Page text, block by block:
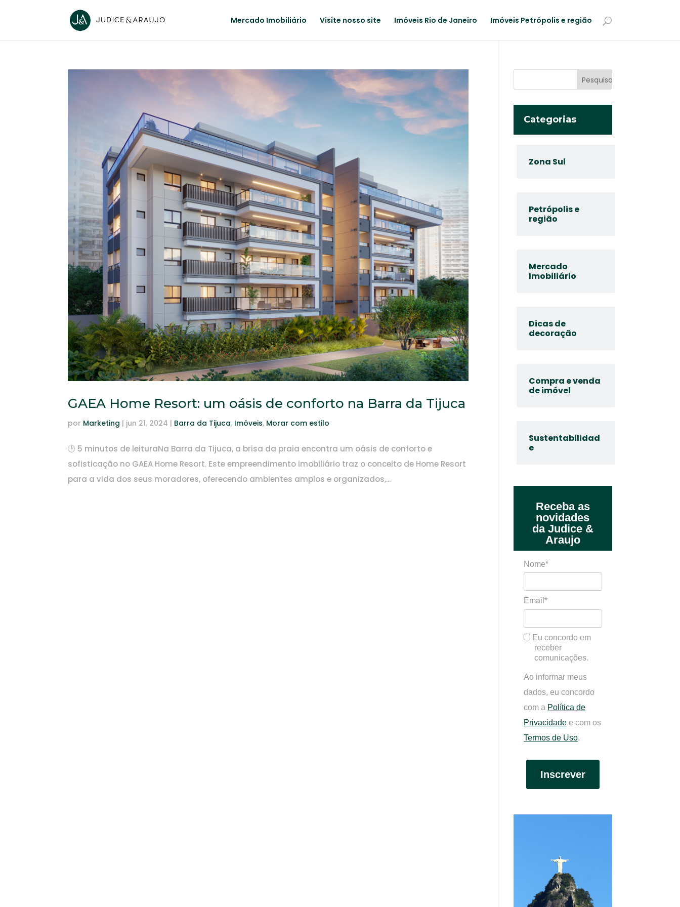
Mercado Imobiliário Visite nosso site Imóveis Rio de Janeiro Imóveis Petrópolis e região
GAEA Home Resort: um oásis de conforto na Barra da Tijuca
por Marketing | jun 21, 2024 | Barra da Tijuca, Imóveis, Morar com estilo
🕑 5 minutos de leituraNa Barra da Tijuca, a brisa da praia encontra um oásis de conforto e
sofisticação no GAEA Home Resort. Este empreendimento imobiliário traz o conceito de Home Resort
para a vida dos seus moradores, oferecendo ambientes amplos e organizados,...
Categorias
Zona Sul
Petrópolis e
região
Mercado
Imobiliário
Dicas de
decoração
Compra e venda
de imóvel
Sustentabilidad
e
Receba as
novidades
da Judice &
Araujo
Nome*
Email*
Eu concordo em
receber
comunicações.
Ao informar meus
dados, eu concordo
com a Política de
Privacidade e com os
Termos de Uso.
Inscrever